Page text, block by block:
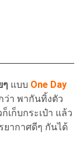
ๆ แบบ One Day
ว่า พากันทิ้งตัว
เก็บกระเป๋า แล้ว
ยากาศดีๆ กันได้